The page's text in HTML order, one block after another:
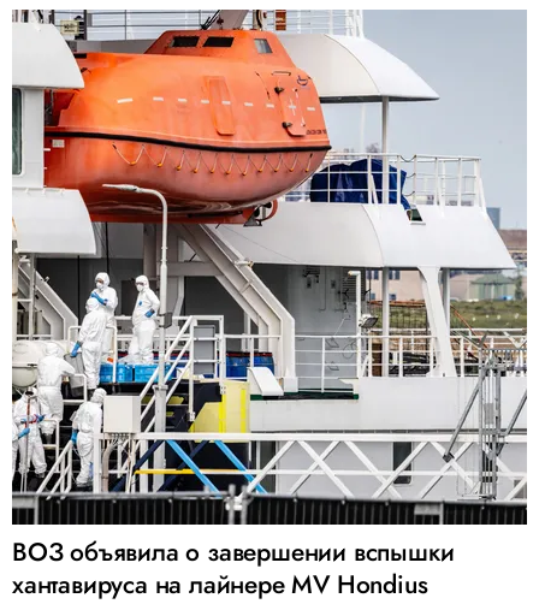
ВОЗ объявила о завершении вспышки
хантавируса на лайнере MV Hondius